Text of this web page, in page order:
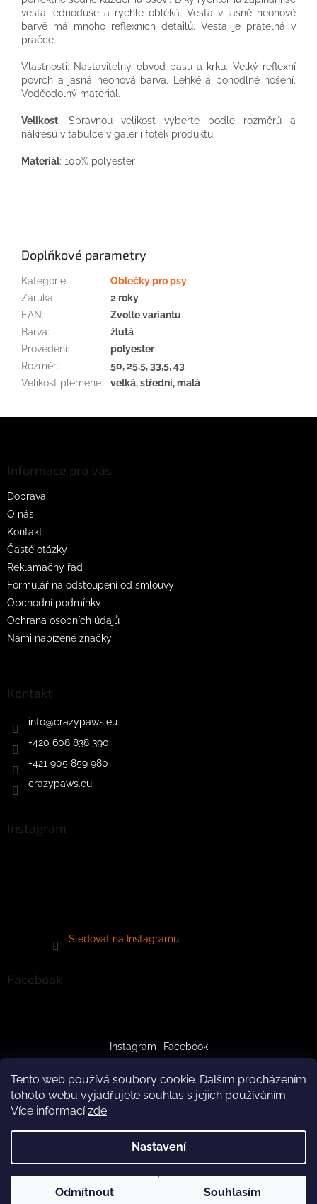
Tento web používá soubory cookie. Dalším procházením
tohoto webu vyjadřujete souhlas s jejich používáním..
Více informacízde.
Nastavení
Odmítnout Souhlasím
Z důvodu čerpání dovolené budeme produkty doručovat až po
vesta jednoduše a rychle obléká. Vesta v jasně neonové
barvě má ​​mnoho reflexních detailů. Vesta je pratelná v
pračce.
Vlastnosti: Nastavitelný obvod pasu a krku. Velký reflexní
povrch a jasná neonová barva. Lehké a pohodlné nošení.
Voděodolný materiál.
Velikost: Správnou velikost vyberte podle rozměrů a
nákresu v tabulce v galerii fotek produktu.
Materiál: 100% polyester
Doplňkové parametry
Kategorie:
Oblečky pro psy
Záruka:
2 roky
EAN:
Zvolte variantu
Barva:
žlutá
Provedení:
polyester
Rozměr:
50, 25,5, 33,5, 43
Velikost plemene: velká, střední, malá
Informace pro vás
Doprava
O nás
Kontakt
Časté otázky
Reklamačný řád
Formulář na odstoupení od smlouvy
Obchodní podmínky
Ochrana osobních údajů
Námi nabízené značky
Kontakt
info@crazypaws.eu
+420 608 838 390
+421 905 859 980
crazypaws.eu
Instagram
Sledovat na Instagramu
Facebook
Instagram Facebook
crazypaws.cz
Upravit nastavení cookies